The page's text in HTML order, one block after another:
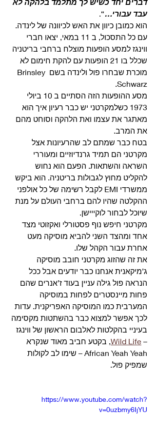
עבד עבורי…“.
הוא כמובן כיוון את האש לכיוונה של לינדה.
עם כל התסכול, ב 11 במאי, יצאו חברי
ווינגז למסע הופעות מוצלח ברחבי בריטניה
שכלל בו 21 הופעות עם להקת חימום לא
מוכרת שבחרו פול ולינדה בשם Brinsley
Schwarz.
מסע ההופעות הזה הסתיים ב 10 ביולי
1973 כשלמקרטני יש כבר רעיון איך הוא
מאתגר את עצמו ואת הלהקה וסוחט מהם
את המרב.
בטח כבר שמתם לב שהרעיונות אצל
מקרטני הם תמיד גרנדיוזיים ומעוררי
השראה והשתאות. הפעם הוא נחוש
להקליט מחוץ לגבולות בריטניה. הוא ביקש
ממשרדי EMI לקבל רשימה של כל אולפני
ההקלטה שהיו להם ברחבי העולם על מנת
שיוכל לבחור לוקייישן.
מקרטני חיפש נוף פסטורלי ואקזוטי מצד
אחד ומהצד השני להביא מוסיקה מעט
אחרת עבור הקהל שלו.
את זה שהזוג מקרטני חובב מוסיקה
ג’מיקאנית אנחנו כבר יודעים אבל ככל
הנראה פול גילה עניין בעוד ז’אנרים שהם
פחות מיינסטרים לפחות במוסיקה
המערבית כמו המוסיקה האפריקנית. עדות
לכך אפשר למצוא כבר בהשתטות מקסימה
בעיניי בהקלטות לאלבום הראשון של ווינגז
–
Wild Life, בקטע חביב מאוד שנקרא
African Yeah Yeah – שימו לב לקולות
שמפיק פול.
https://www.youtube.com/watch?
v=0uzbmy6IjYU